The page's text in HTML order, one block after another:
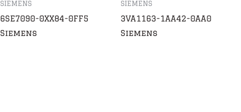
SIEMENS
6SE7090-0XX84-0FF5
Siemens
SIEMENS
3VA1163-1AA42-0AA0
Siemens